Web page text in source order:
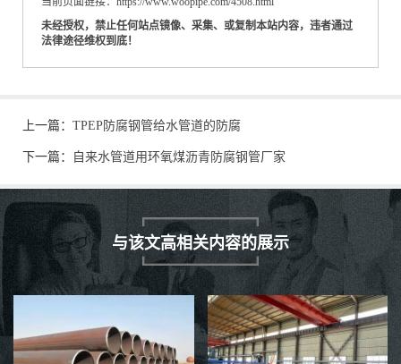
未经授权，禁止任何站点镜像、采集、或复制本站内容，违者通过
法律途径维权到底！
上一篇： TPEP防腐钢管给水管道的防腐
下一篇： 自来水管道用环氧煤沥青防腐钢管厂家
与该文高相关内容的展示